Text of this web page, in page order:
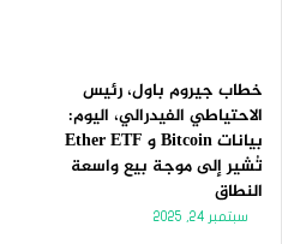
خطاب جيروم باول، رئيس
الاحتياطي الفيدرالي، اليوم:
بيانات Bitcoin و Ether ETF
تُشير إلى موجة بيع واسعة
النطاق
سبتمبر 24, 2025